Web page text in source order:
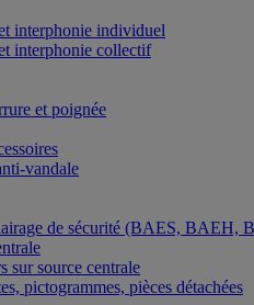
interphonie individuel
interphonie collectif
et poignée
vandale
de sécurité (BAES,
sur source centrale
pictogrammes, pièces détachées